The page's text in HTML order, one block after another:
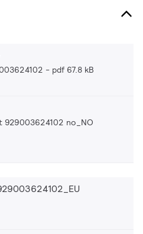
pdf 67.8 kB
929003624102 no_NO